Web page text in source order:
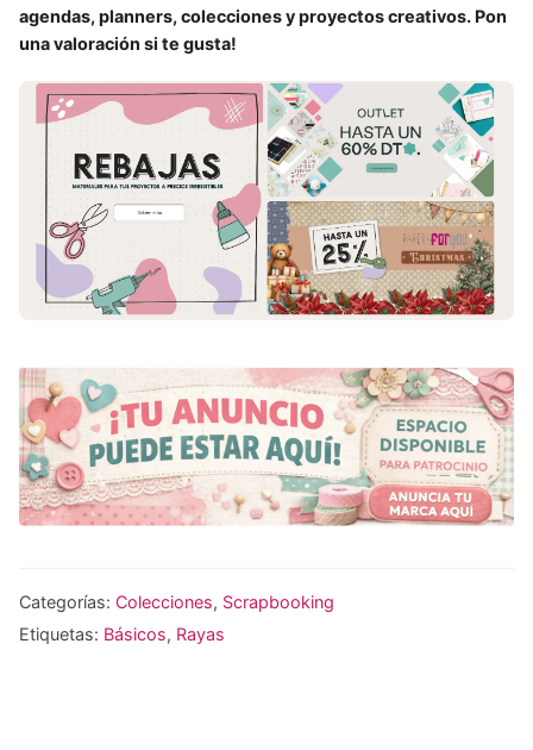
agendas, planners, colecciones y proyectos creativos. Pon
una valoración si te gusta!
Categorías: Colecciones, Scrapbooking
Etiquetas: Básicos, Rayas